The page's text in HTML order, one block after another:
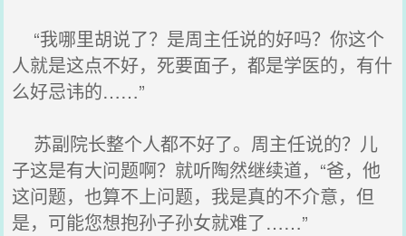
“我哪里胡说了？是周主任说的好吗？你这个
人就是这点不好，死要面子，都是学医的，有什
么好忌讳的……”
苏副院长整个人都不好了。周主任说的？儿
子这是有大问题啊？就听陶然继续道，“爸，他
这问题，也算不上问题，我是真的不介意，但
是，可能您想抱孙子孙女就难了……”